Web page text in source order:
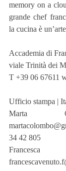
memory on a
grande chef
la cucina è
Accademia di
viale Trinità dei
T +39 06 67611
Ufficio stampa |
Marta
34 42 805